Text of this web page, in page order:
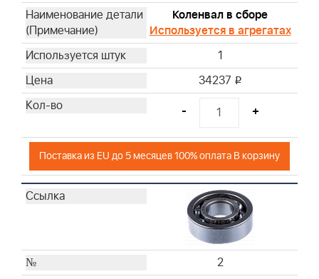
Коленвал в сборе
Используется в агрегатах
1
34237 i
- +
Поставка из EU до 5 месяцев 100% оплата В корзину
2